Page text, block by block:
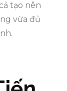
tạo nên
vừa đủ